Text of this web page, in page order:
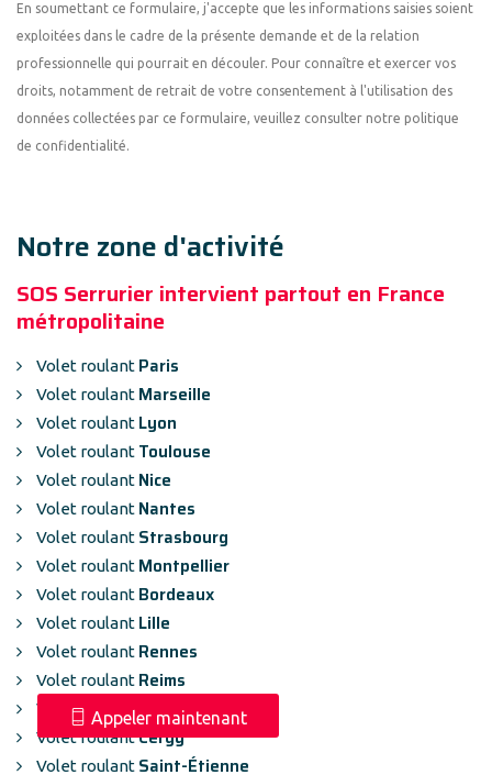
En soumettant ce formulaire, j'accepte que les informations saisies soient
exploitées dans le cadre de la présente demande et de la relation
professionnelle qui pourrait en découler. Pour connaître et exercer vos
droits, notamment de retrait de votre consentement à l'utilisation des
données collectées par ce formulaire, veuillez consulter notre politique
de confidentialité.
Notre zone d'activité
SOS Serrurier intervient partout en France
métropolitaine
Volet roulant Paris
Volet roulant Marseille
Volet roulant Lyon
Volet roulant Toulouse
Volet roulant Nice
Volet roulant Nantes
Volet roulant Strasbourg
Volet roulant Montpellier
Volet roulant Bordeaux
Volet roulant Lille
Volet roulant Rennes
Volet roulant Reims
Volet roulantLe Havre
Volet roulantCergy
Volet roulant Saint-Étienne
Appeler maintenant